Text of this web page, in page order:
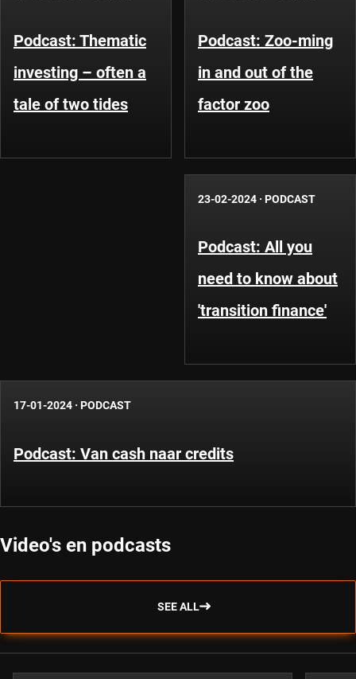
Podcast: Thematic
investing – often a
tale of two tides
Podcast: Zoo-ming
in and out of the
factor zoo
23-02-2024 · PODCAST
Podcast: All you
need to know about
'transition finance'
17-01-2024 · PODCAST
Podcast: Van cash naar credits
Video's en podcasts
SEE ALL